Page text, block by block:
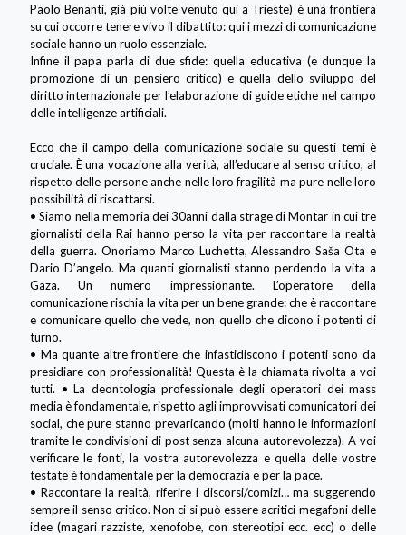
Paolo Benanti, già più volte venuto qui a Trieste) è una frontiera
su cui occorre tenere vivo il dibattito: qui i mezzi di comunicazione
sociale hanno un ruolo essenziale.
Infine il papa parla di due sfide: quella educativa (e dunque la
promozione di un pensiero critico) e quella dello sviluppo del
diritto internazionale per l’elaborazione di guide etiche nel campo
delle intelligenze artificiali.
Ecco che il campo della comunicazione sociale su questi temi è
cruciale. È una vocazione alla verità, all’educare al senso critico, al
rispetto delle persone anche nelle loro fragilità ma pure nelle loro
possibilità di riscattarsi.
• Siamo nella memoria dei 30anni dalla strage di Montar in cui tre
giornalisti della Rai hanno perso la vita per raccontare la realtà
della guerra. Onoriamo Marco Luchetta, Alessandro Saša Ota e
Dario D’angelo. Ma quanti giornalisti stanno perdendo la vita a
Gaza. Un numero impressionante. L’operatore della
comunicazione rischia la vita per un bene grande: che è raccontare
e comunicare quello che vede, non quello che dicono i potenti di
turno.
• Ma quante altre frontiere che infastidiscono i potenti sono da
presidiare con professionalità! Questa è la chiamata rivolta a voi
tutti. • La deontologia professionale degli operatori dei mass
media è fondamentale, rispetto agli improvvisati comunicatori dei
social, che pure stanno prevaricando (molti hanno le informazioni
tramite le condivisioni di post senza alcuna autorevolezza). A voi
verificare le fonti, la vostra autorevolezza e quella delle vostre
testate è fondamentale per la democrazia e per la pace.
• Raccontare la realtà, riferire i discorsi/comizi… ma suggerendo
sempre il senso critico. Non ci si può essere acritici megafoni delle
idee (magari razziste, xenofobe, con stereotipi ecc. ecc) o delle